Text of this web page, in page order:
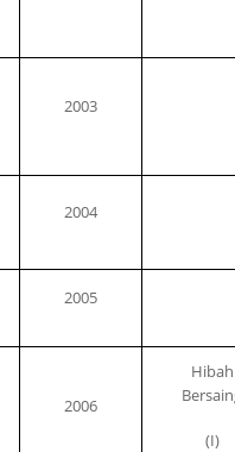
2003
2004
2005
2006
Hibah
(I)